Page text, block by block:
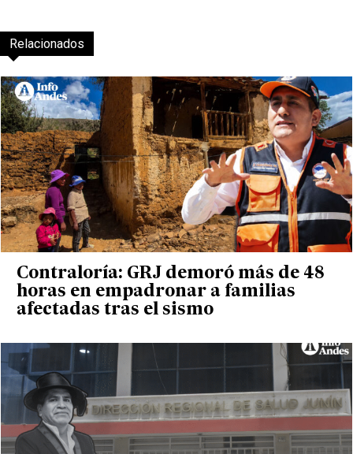
Relacionados
Contraloría: GRJ demoró más de 48
horas en empadronar a familias
afectadas tras el sismo